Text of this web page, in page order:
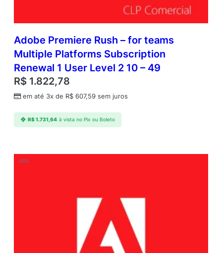
Adobe Premiere Rush – for teams
Multiple Platforms Subscription
Renewal 1 User Level 2 10 – 49
R$ 1.822,78
em até 3x de R$ 607,59 sem juros
R$1.731,64 à vista no Pix ou Boleto